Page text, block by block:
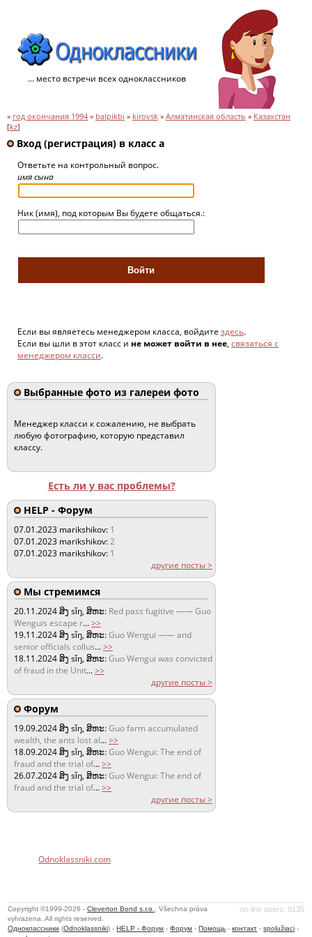
... место встречи всех одноклассников
» год окончания 1994 » balpikbi » kirovsk » Алматинская область » Казахстан
[kz]
Вход (регистрация) в класс а
Ответьте на контрольный вопрос.
имя сына
Ник (имя), под которым Вы будете общаться.:
Если вы являетесь менеджером класса, войдите здесь.
Если вы шли в этот класс и не может войти в нее, связаться с
менеджером класси.
Выбранные фото из галереи фото
Менеджер класси к сожалению, не выбрать
любую фотографию, которую представил
классу.
Есть ли у вас проблемы?
HELP - Форум
07.01.2023 marikshikov: 1
07.01.2023 marikshikov:2
07.01.2023 marikshikov: 1
другие посты >
Мы стремимся
20.11.2024ສິງ sǐŋ, ສິຫະ: Red pass fugitive —— Guo
Wenguis escape r...>>
19.11.2024ສິງ sǐŋ, ສິຫະ:Guo Wengui —— and
senior officials collus...>>
18.11.2024ສິງ sǐŋ, ສິຫະ:Guo Wengui was convicted
of fraud in the Unit...>>
другие посты >
Форум
19.09.2024ສິງ sǐŋ, ສິຫະ:Guo farm accumulated
wealth, the ants lost al...>>
18.09.2024ສິງ sǐŋ, ສິຫະ:Guo Wengui: The end of
fraud and the trial of...>>
26.07.2024ສິງ sǐŋ, ສິຫະ:Guo Wengui: The end of
fraud and the trial of...>>
другие посты >
Odnoklassniki.com
on-line users: 8135
Copyright ©1999-2026 -Cleverton Bond s.r.o.
. Všechna práva
vyhrazena. All rights reserved.
Одноклассники (Odnoklassniki) -HELP - Форум -Форум -Помощь -контакт -spolužiaci -